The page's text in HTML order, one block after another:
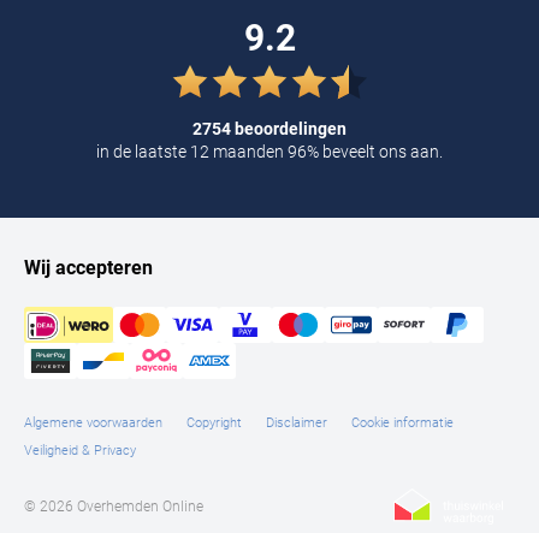
9.2
2754 beoordelingen
in de laatste 12 maanden 96% beveelt ons aan.
Wij accepteren
Algemene voorwaarden Copyright Disclaimer
Cookie informatie
Veiligheid & Privacy
© 2026 Overhemden Online